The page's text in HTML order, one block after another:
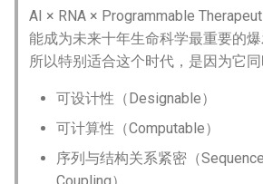
AI × RNA × Programmable
能成为未来十年生命科学最重要的
所以特别适合这个时代，是因为它同
可设计性（Designable）
可计算性（Computable）
序列与结构关系紧密（